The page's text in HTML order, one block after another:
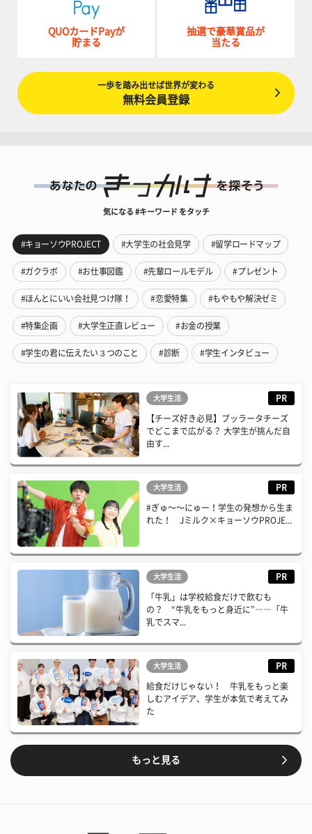
QUOカードPayが
貯まる
抽選で豪華賞品が
当たる
一歩を踏み出せば世界が変わる
無料会員登録
気になる #キーワード をタッチ
#キョーソウPROJECT #大学生の社会見学 #留学ロードマップ
#ガクラボ #お仕事図鑑 #先輩ロールモデル #プレゼント
#ほんとにいい会社見つけ隊！ #恋愛特集 #もやもや解決ゼミ
#特集企画 #大学生正直レビュー #お金の授業
#学生の君に伝えたい３つのこと #診断 #学生インタビュー
大学生活 PR
【チーズ好き必見】ブッラータチーズ
でどこまで広がる？ 大学生が挑んだ自
由す...
大学生活 PR
#ぎゅ〜〜にゅー！学生の発想から生ま
れた！ Jミルク×キョーソウPROJE...
大学生活 PR
「牛乳」は学校給食だけで飲むも
の？ “牛乳をもっと身近に”――「牛
乳でスマ...
大学生活 PR
給食だけじゃない！ 牛乳をもっと楽
しむアイデア、学生が本気で考えてみ
た
もっと見る